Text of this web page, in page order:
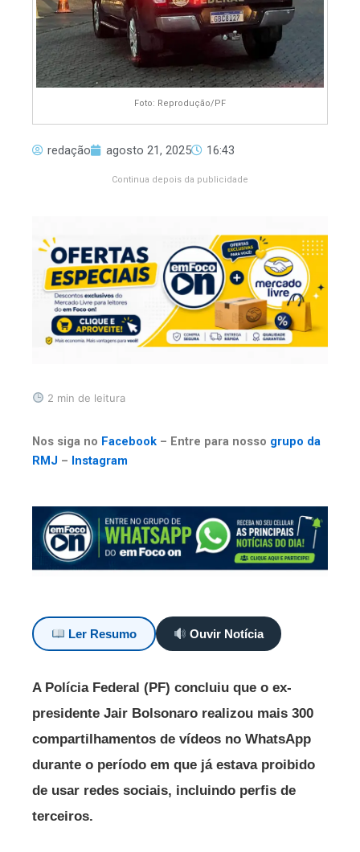
Foto: Reprodução/PF
redação agosto 21, 2025 16:43
Continua depois da publicidade
2 min de leitura
Nos siga no Facebook – Entre para nosso grupo da
RMJ – Instagram
Ler Resumo Ouvir Notícia
A Polícia Federal (PF) concluiu que o ex-
presidente Jair Bolsonaro realizou mais 300
compartilhamentos de vídeos no WhatsApp
durante o período em que já estava proibido
de usar redes sociais, incluindo perfis de
terceiros.